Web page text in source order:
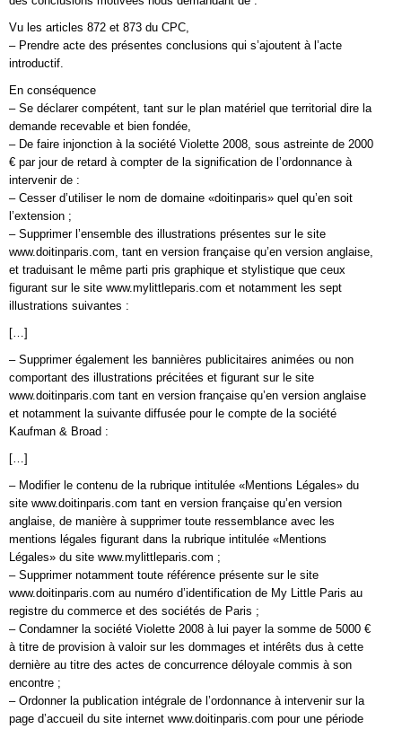
Vu les articles 872 et 873 du CPC,
– Prendre acte des présentes conclusions qui s’ajoutent à l’acte
introductif.
En conséquence
– Se déclarer compétent, tant sur le plan matériel que territorial dire la
demande recevable et bien fondée,
– De faire injonction à la société Violette 2008, sous astreinte de 2000
€ par jour de retard à compter de la signification de l’ordonnance à
intervenir de :
– Cesser d’utiliser le nom de domaine «doitinparis» quel qu’en soit
l’extension ;
– Supprimer l’ensemble des illustrations présentes sur le site
www.doitinparis.com, tant en version française qu’en version anglaise,
et traduisant le même parti pris graphique et stylistique que ceux
figurant sur le site www.mylittleparis.com et notamment les sept
illustrations suivantes :
[…]
– Supprimer également les bannières publicitaires animées ou non
comportant des illustrations précitées et figurant sur le site
www.doitinparis.com tant en version française qu’en version anglaise
et notamment la suivante diffusée pour le compte de la société
Kaufman & Broad :
[…]
– Modifier le contenu de la rubrique intitulée «Mentions Légales» du
site www.doitinparis.com tant en version française qu’en version
anglaise, de manière à supprimer toute ressemblance avec les
mentions légales figurant dans la rubrique intitulée «Mentions
Légales» du site www.mylittleparis.com ;
– Supprimer notamment toute référence présente sur le site
www.doitinparis.com au numéro d’identification de My Little Paris au
registre du commerce et des sociétés de Paris ;
– Condamner la société Violette 2008 à lui payer la somme de 5000 €
à titre de provision à valoir sur les dommages et intérêts dus à cette
dernière au titre des actes de concurrence déloyale commis à son
encontre ;
– Ordonner la publication intégrale de l’ordonnance à intervenir sur la
page d’accueil du site internet www.doitinparis.com pour une période